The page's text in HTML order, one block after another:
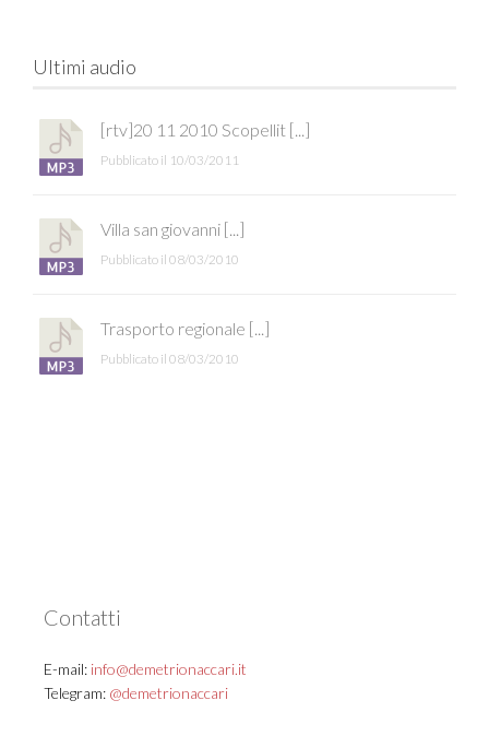
Ultimi audio
[rtv]20 11 2010 Scopellit [...]
Pubblicato il 10/03/2011
Villa san giovanni [...]
Pubblicato il 08/03/2010
Trasporto regionale [...]
Pubblicato il 08/03/2010
Contatti
E-mail: info@demetrionaccari.it
Telegram: @demetrionaccari